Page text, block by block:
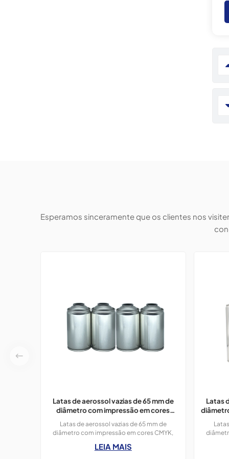
Esperamos sinceramente que os clientes nos
Latas de aerossol vazias de 65 mm de
diâmetro com impressão em cores
Latas de aerossol vazias de 65 mm de
diâmetro com impressão em cores CMYK,
unidades de 300 ml.
LEIA MAIS
Latas